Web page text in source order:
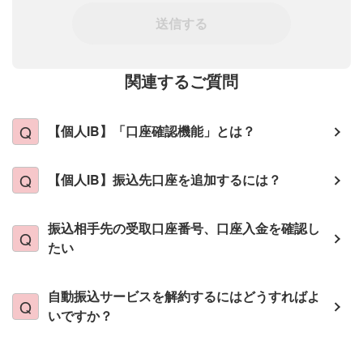
送信する
関連するご質問
【個人IB】「口座確認機能」とは？
【個人IB】振込先口座を追加するには？
振込相手先の受取口座番号、口座入金を確認し
たい
自動振込サービスを解約するにはどうすればよ
いですか？